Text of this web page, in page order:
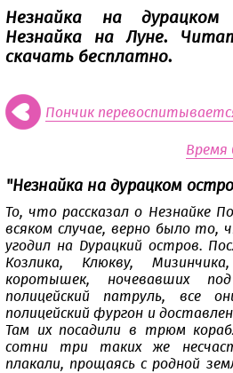
Незнайка на дурацком
Незнайка на Луне.
скачать бесплатно.
Пончик
Время
"Незнайка на дурацком
То, что рассказал о Незнайке
всяком случае, верно было то,
угодил на Дурацкий остров.
Козлика, Клюкву,
коротышек, ночевавших
полицейский патруль, все
полицейский фургон и
Там их посадили в трюм
сотни три таких же
плакали, прощаясь с родной